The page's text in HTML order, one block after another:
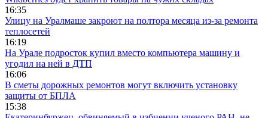
16:35
Улицу на Уралмаше закроют на полтора месяца из-за ремонта
теплосетей
16:19
На Урале подросток купил вместо компьютера машину и
угодил на ней в ДТП
16:06
В сметы дорожных ремонтов могут включить установку
защиты от БПЛА
15:38